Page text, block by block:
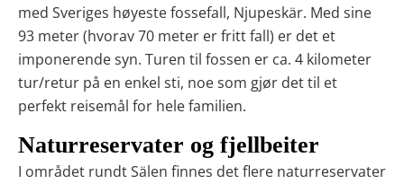
med Sveriges høyeste fossefall, Njupeskär. Med sine
93 meter (hvorav 70 meter er fritt fall) er det et
imponerende syn. Turen til fossen er ca. 4 kilometer
tur/retur på en enkel sti, noe som gjør det til et
perfekt reisemål for hele familien.
Naturreservater og fjellbeiter
I området rundt Sälen finnes det flere naturreservater